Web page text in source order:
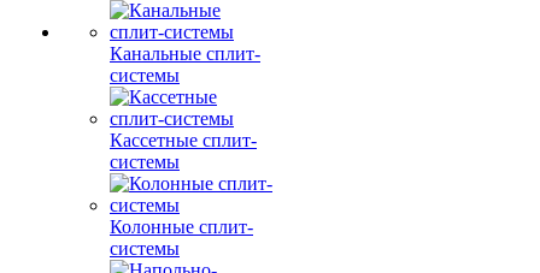
Канальные сплит-
системы
Кассетные сплит-
системы
Колонные сплит-
системы